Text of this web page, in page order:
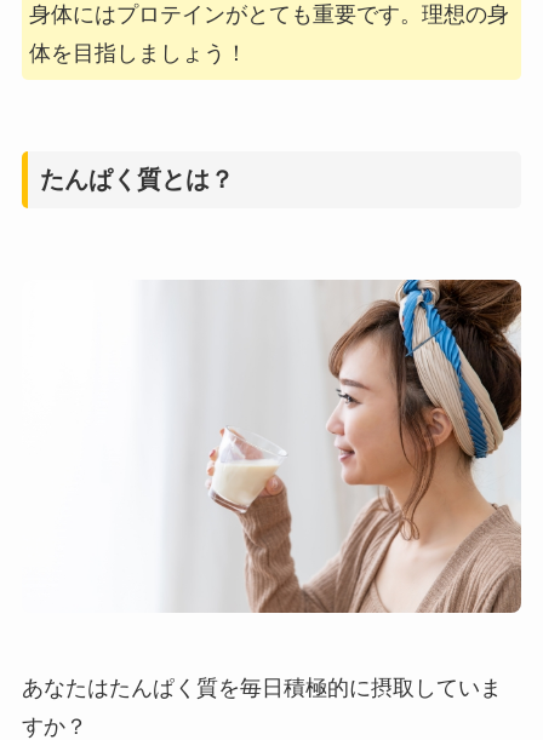
身体にはプロテインがとても重要です。理想の身
体を目指しましょう！
たんぱく質とは？
あなたはたんぱく質を毎日積極的に摂取していま
すか？